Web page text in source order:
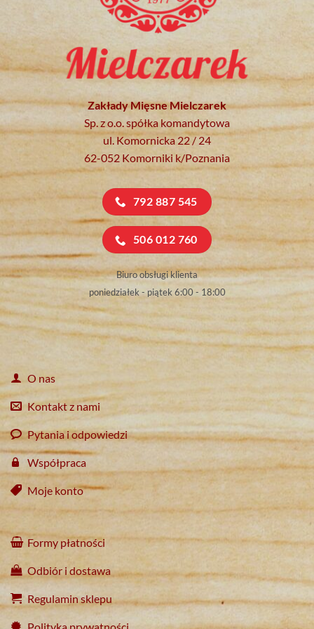
Zakłady Mięsne Mielczarek
Sp. z o.o. spółka komandytowa
ul. Komornicka 22 / 24
62-052 Komorniki k/Poznania
792 887 545
506 012 760
Biuro obsługi klienta
poniedziałek - piątek 6:00 - 18:00
O nas
Kontakt z nami
Pytania i odpowiedzi
Współpraca
Moje konto
Formy płatności
Odbiór i dostawa
Regulamin sklepu